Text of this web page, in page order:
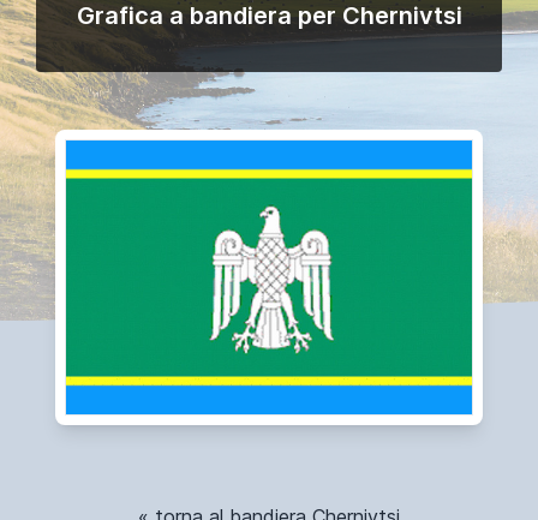
Grafica a bandiera per Chernivtsi